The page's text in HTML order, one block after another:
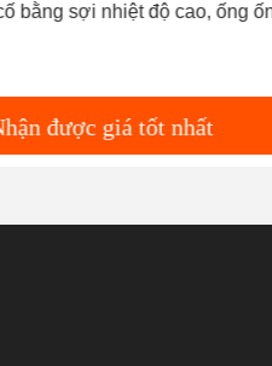
bằng sợi nhiệt độ cao, ống
được giá tốt nhất